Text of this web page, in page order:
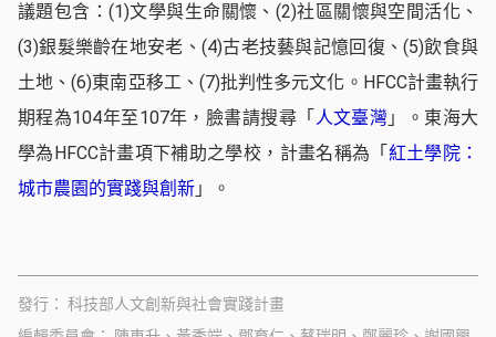
議題包含：(1)文學與生命關懷、(2)社區關懷與空間活化、
(3)銀髮樂齡在地安老、(4)古老技藝與記憶回復、(5)飲食與
土地、(6)東南亞移工、(7)批判性多元文化。HFCC計畫執行
期程為104年至107年，臉書請搜尋「 人文臺灣 」。東海大
學為HFCC計畫項下補助之學校，計畫名稱為「 紅土學院：
城市農園的實踐與創新 」。
發行
科技部人文創新與社會實踐計畫